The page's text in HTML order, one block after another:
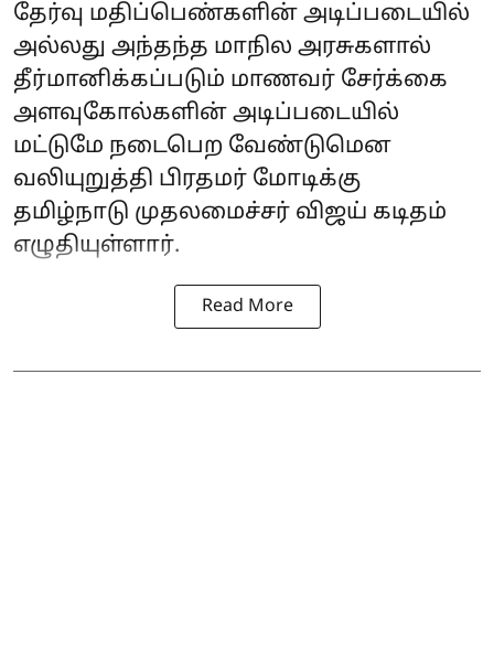
தேர்வு மதிப்பெண்களின் அடிப்படையில்
அல்லது அந்தந்த மாநில அரசுகளால்
தீர்மானிக்கப்படும் மாணவர் சேர்க்கை
அளவுகோல்களின் அடிப்படையில்
மட்டுமே நடைபெற வேண்டுமென
வலியுறுத்தி பிரதமர் மோடிக்கு
தமிழ்நாடு முதலமைச்சர் விஜய் கடிதம்
எழுதியுள்ளார்.
Read More